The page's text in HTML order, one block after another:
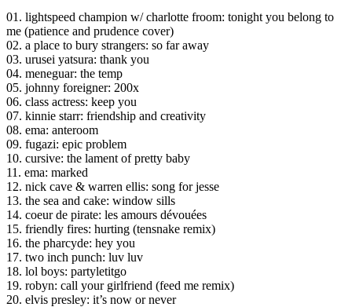
01. lightspeed champion w/ charlotte froom: tonight you belong to
me (patience and prudence cover)
02. a place to bury strangers: so far away
03. urusei yatsura: thank you
04. meneguar: the temp
05. johnny foreigner: 200x
06. class actress: keep you
07. kinnie starr: friendship and creativity
08. ema: anteroom
09. fugazi: epic problem
10. cursive: the lament of pretty baby
11. ema: marked
12. nick cave & warren ellis: song for jesse
13. the sea and cake: window sills
14. coeur de pirate: les amours dévouées
15. friendly fires: hurting (tensnake remix)
16. the pharcyde: hey you
17. two inch punch: luv luv
18. lol boys: partyletitgo
19. robyn: call your girlfriend (feed me remix)
20. elvis presley: it’s now or never